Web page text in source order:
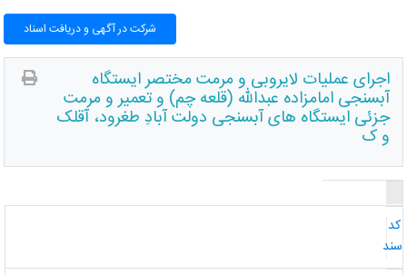
شرکت در آگهی و دریافت اسناد
اجرای عملیات لایروبی و مرمت مختصر ایستگاه
آبسنجی امامزاده عبدالله (قلعه چم) و تعمیر و مرمت
جزئی ایستگاه های آبسنجی دولت آبادِ طغرود، آقلک
و ک